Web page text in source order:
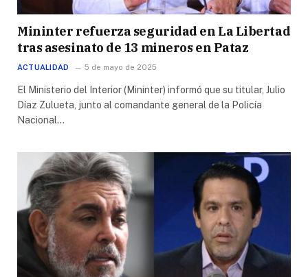
Mininter refuerza seguridad en La Libertad
tras asesinato de 13 mineros en Pataz
ACTUALIDAD 5 de mayo de 2025
El Ministerio del Interior (Mininter) informó que su titular, Julio
Díaz Zulueta, junto al comandante general de la Policía
Nacional…